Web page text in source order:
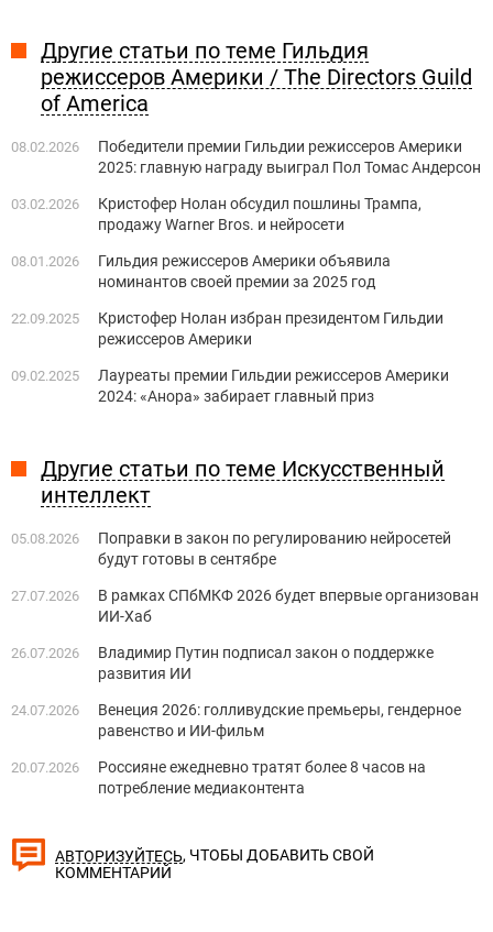
Другие статьи по теме Гильдия
режиссеров Америки / The Directors Guild
of America
08.02.2026
Победители премии Гильдии режиссеров Америки
2025: главную награду выиграл Пол Томас Андерсон
03.02.2026
Кристофер Нолан обсудил пошлины Трампа,
продажу Warner Bros. и нейросети
08.01.2026
Гильдия режиссеров Америки объявила
номинантов своей премии за 2025 год
22.09.2025
Кристофер Нолан избран президентом Гильдии
режиссеров Америки
09.02.2025
Лауреаты премии Гильдии режиссеров Америки
2024: «Анора» забирает главный приз
Другие статьи по теме Искусственный
интеллект
05.08.2026
Поправки в закон по регулированию нейросетей
будут готовы в сентябре
27.07.2026
В рамках СПбМКФ 2026 будет впервые организован
ИИ-Хаб
26.07.2026
Владимир Путин подписал закон о поддержке
развития ИИ
24.07.2026
Венеция 2026: голливудские премьеры, гендерное
равенство и ИИ-фильм
20.07.2026
Россияне ежедневно тратят более 8 часов на
потребление медиаконтента
АВТОРИЗУЙТЕСЬ, ЧТОБЫ ДОБАВИТЬ СВОЙ
КОММЕНТАРИЙ